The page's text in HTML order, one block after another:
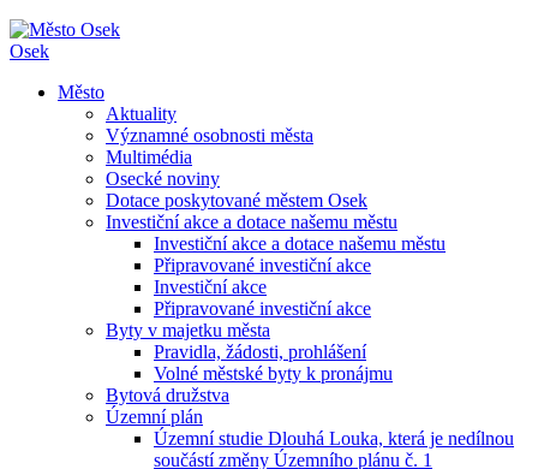
Osek
Město
Aktuality
Významné osobnosti města
Multimédia
Osecké noviny
Dotace poskytované městem Osek
Investiční akce a dotace našemu městu
Investiční akce a dotace našemu městu
Připravované investiční akce
Investiční akce
Připravované investiční akce
Byty v majetku města
Pravidla, žádosti, prohlášení
Volné městské byty k pronájmu
Bytová družstva
Územní plán
Územní studie Dlouhá Louka, která je nedílnou
součástí změny Územního plánu č. 1